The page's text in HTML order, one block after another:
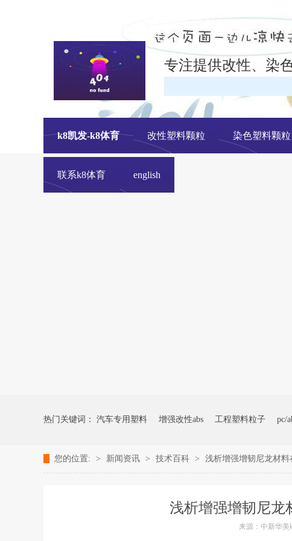
专注提供改性、染
k8凯发-k8体育 改性塑料颗粒 染色塑料颗粒
联系k8体育 english
热门关键词： 汽车专用塑料 增强改性abs 工程塑料粒子 pc/
您的位置: > 新闻资讯 > 技术百科 > 浅析增强增韧尼龙材
浅析增强增韧尼龙
来源：中新华美